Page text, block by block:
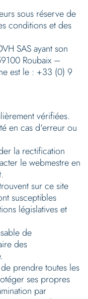
sous réserve de
conditions et des
SAS ayant son
Roubaix –
est le : +33 (0) 9
vérifiées.
en cas d'erreur ou
la rectification
le webmestre en
sur ce site
susceptibles
législatives et
de
des
prendre toutes les
ses propres
par